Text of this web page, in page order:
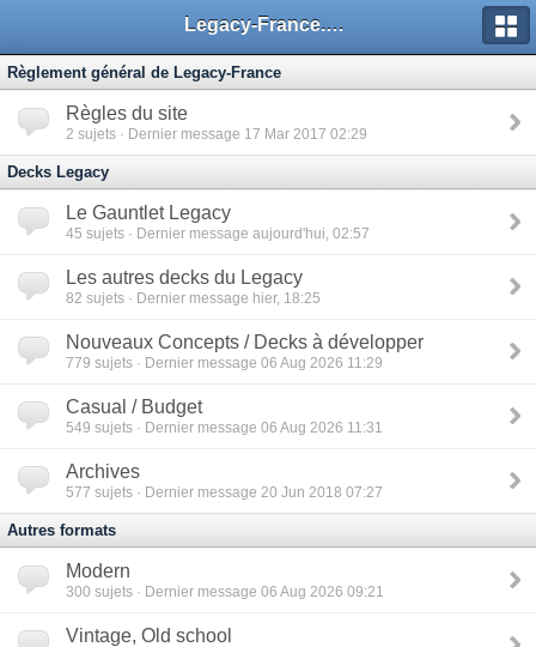
Legacy-France.org - Forum
Règlement général de Legacy-France
Règles du site
2 sujets · Dernier message 17 Mar 2017 02:29
Decks Legacy
Le Gauntlet Legacy
45 sujets · Dernier message aujourd'hui, 02:57
Les autres decks du Legacy
82 sujets · Dernier message hier, 18:25
Nouveaux Concepts / Decks à développer
779 sujets · Dernier message 06 Aug 2026 11:29
Casual / Budget
549 sujets · Dernier message 06 Aug 2026 11:31
Archives
577 sujets · Dernier message 20 Jun 2018 07:27
Autres formats
Modern
300 sujets · Dernier message 06 Aug 2026 09:21
Vintage, Old school